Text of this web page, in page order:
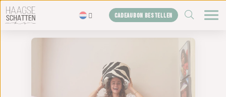
De schatten
Blogs
CADEAUBON BESTELLEN ZOEKEN